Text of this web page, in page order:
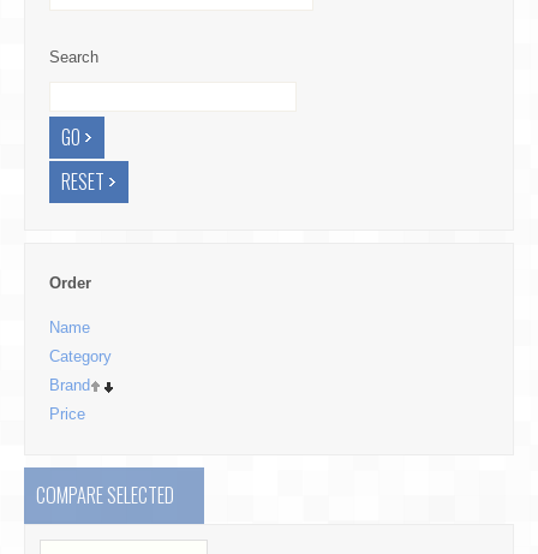
Search
Order
Name
Category
Brand
Price
COMPARE SELECTED